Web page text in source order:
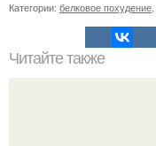
Категории: белковое похудение,
Читайте также